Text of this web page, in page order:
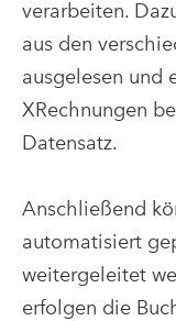
verarbeiten.
aus den
ausgelesen und
XRechnungen
Datensatz.
Anschließend
automatisiert
weitergeleitet
erfolgen die